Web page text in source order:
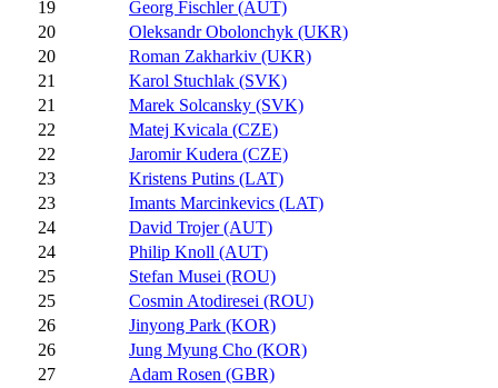
19
Georg Fischler (AUT)
20
Oleksandr Obolonchyk (UKR)
20
Roman Zakharkiv (UKR)
21
Karol Stuchlak (SVK)
21
Marek Solcansky (SVK)
22
Matej Kvicala (CZE)
22
Jaromir Kudera (CZE)
23
Kristens Putins (LAT)
23
Imants Marcinkevics (LAT)
24
David Trojer (AUT)
24
Philip Knoll (AUT)
25
Stefan Musei (ROU)
25
Cosmin Atodiresei (ROU)
26
Jinyong Park (KOR)
26
Jung Myung Cho (KOR)
27
Adam Rosen (GBR)